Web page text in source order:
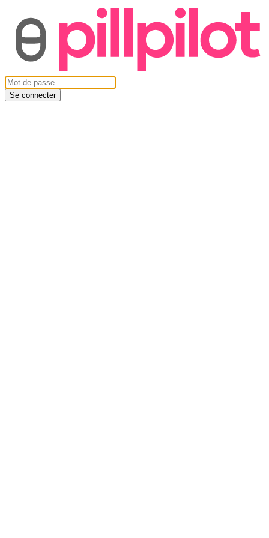
Se connecter